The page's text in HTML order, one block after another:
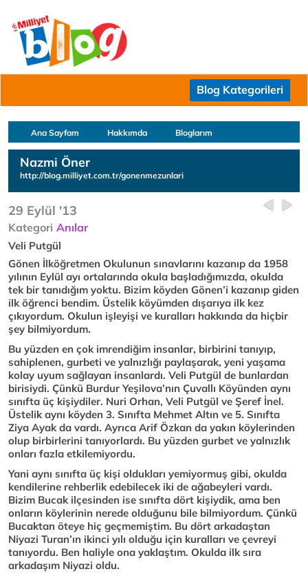
Blog Kategorileri
Ana Sayfam Hakkımda Bloglarım
Nazmi Öner
http://blog.milliyet.com.tr/gonenmezunlari
29 Eylül '13
Kategori Anılar
Veli Putgül
Gönen İlköğretmen Okulunun sınavlarını kazanıp da 1958
yılının Eylül ayı ortalarında okula başladığımızda, okulda
tek bir tanıdığım yoktu. Bizim köyden Gönen’i kazanıp giden
ilk öğrenci bendim. Üstelik köyümden dışarıya ilk kez
çıkıyordum. Okulun işleyişi ve kuralları hakkında da hiçbir
şey bilmiyordum.
Bu yüzden en çok imrendiğim insanlar, birbirini tanıyıp,
sahiplenen, gurbeti ve yalnızlığı paylaşarak, yeni yaşama
kolay uyum sağlayan insanlardı. Veli Putgül de bunlardan
birisiydi. Çünkü Burdur Yeşilova’nın Çuvallı Köyünden aynı
sınıfta üç kişiydiler. Nuri Orhan, Veli Putgül ve Şeref İnel.
Üstelik aynı köyden 3. Sınıfta Mehmet Altın ve 5. Sınıfta
Ziya Ayak da vardı. Ayrıca Arif Özkan da yakın köylerinden
olup birbirlerini tanıyorlardı. Bu yüzden gurbet ve yalnızlık
onları fazla etkilemiyordu.
Yani aynı sınıfta üç kişi oldukları yemiyormuş gibi, okulda
kendilerine rehberlik edebilecek iki de ağabeyleri vardı.
Bizim Bucak ilçesinden ise sınıfta dört kişiydik, ama ben
onların köylerinin nerede olduğunu bile bilmiyordum. Çünkü
Bucaktan öteye hiç geçmemiştim. Bu dört arkadaştan
Niyazi Turan’ın ikinci yılı olduğu için kuralları ve çevreyi
tanıyordu. Ben haliyle ona yaklaştım. Okulda ilk sıra
arkadaşım Niyazi oldu.